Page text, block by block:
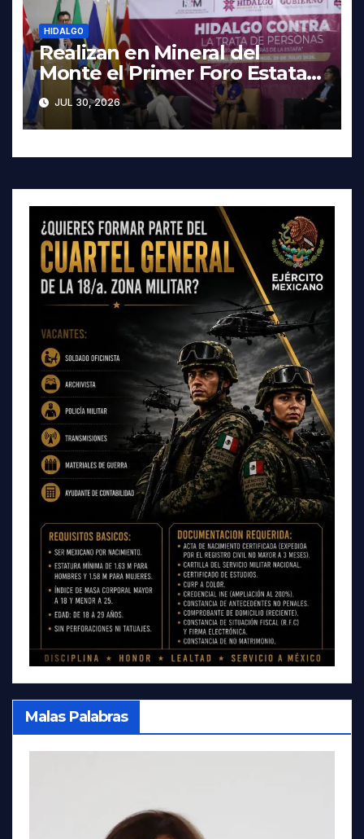
HIDALGO
Realizan en Mineral del
Monte el Primer Foro Estatal
contra la Trata de Personas
JUL 30, 2026
Malas Palabras